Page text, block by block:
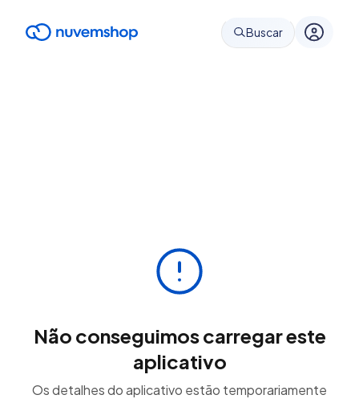
Buscar
Não conseguimos carregar este
aplicativo
Os detalhes do aplicativo estão temporariamente